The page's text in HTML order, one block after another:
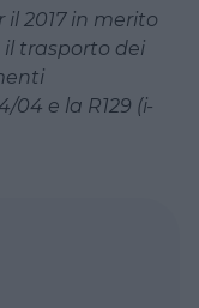
2017 in merito
trasporto dei
e la R129 (i-